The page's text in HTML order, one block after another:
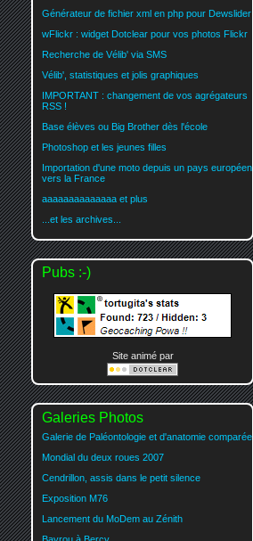
Générateur de fichier xml en php pour Dewslider
wFlickr : widget Dotclear pour vos photos Flickr
Recherche de Vélib' via SMS
Vélib', statistiques et jolis graphiques
IMPORTANT : changement de vos agrégateurs
RSS !
Base élèves ou Big Brother dès l'école
Photoshop et les jeunes filles
Importation d'une moto depuis un pays européen
vers la France
aaaaaaaaaaaaaa et plus
...et les archives...
Pubs :-)
Site animé par
Galeries Photos
Galerie de Paléontologie et d'anatomie comparée
Mondial du deux roues 2007
Cendrillon, assis dans le petit silence
Exposition M76
Lancement du MoDem au Zénith
Bayrou à Bercy